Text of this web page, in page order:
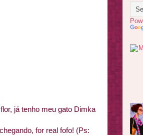
já tenho meu gato Dimka
for real fofo! (Ps: